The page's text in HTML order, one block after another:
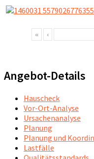
« ‹
Angebot-Details
Hauscheck
Vor-Ort-Analyse
Ursachenanalyse
Planung
Planung und
Lastfälle